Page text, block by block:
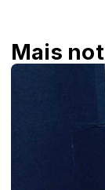
Mais